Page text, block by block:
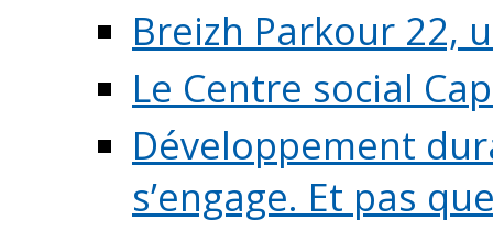
Breizh Parkour 22,
Le Centre social
Développement
s’engage. Et pas